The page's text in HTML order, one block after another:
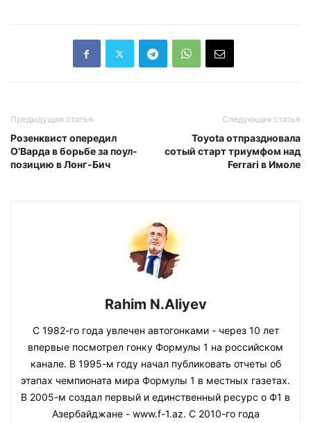
Предыдущая статья
Розенквист опередил
О’Варда в борьбе за поул-
позицию в Лонг-Бич
Следующая статья
Toyota отпраздновала
сотый старт триумфом над
Ferrari в Имоле
Rahim N.Aliyev
С 1982-го года увлечен автогонками - через 10 лет
впервые посмотрел гонку Формулы 1 на российском
канале. В 1995-м году начал публиковать отчеты об
этапах чемпионата мира Формулы 1 в местных газетах.
В 2005-м создал первый и единственный ресурс о Ф1 в
Азербайджане - www.f-1.az. С 2010-го года